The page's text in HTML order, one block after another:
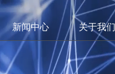
新闻中心 关于我们